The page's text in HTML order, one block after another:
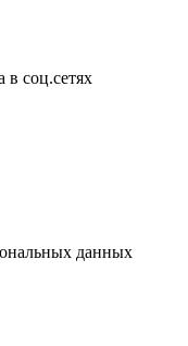
в соц.сетях
данных